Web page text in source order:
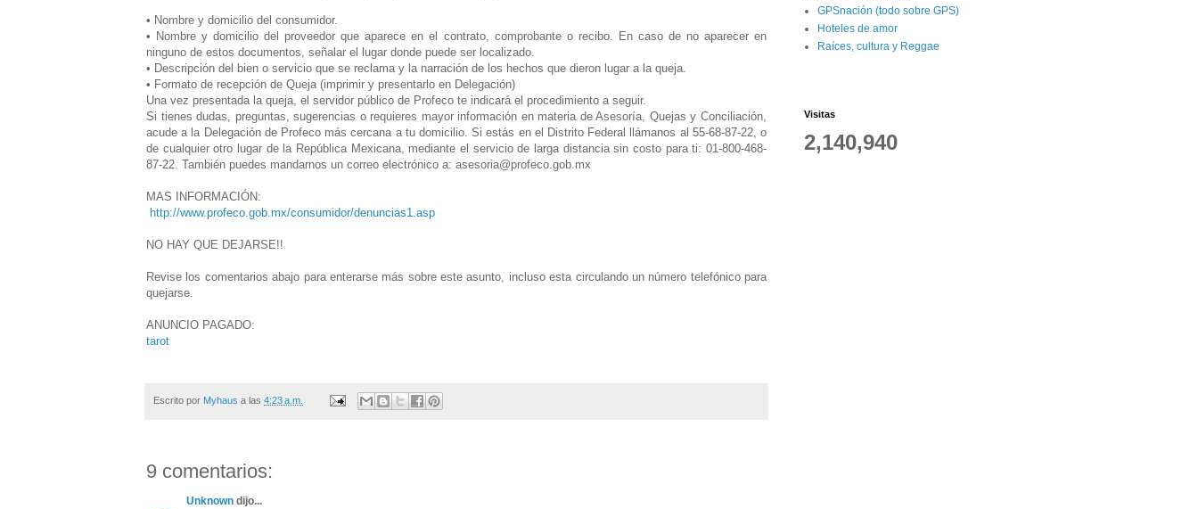
• Nombre y domicilio del consumidor.
• Nombre y domicilio del proveedor que aparece en el contrato, comprobante o recibo. En caso de no aparecer en
ninguno de estos documentos, señalar el lugar donde puede ser localizado.
• Descripción del bien o servicio que se reclama y la narración de los hechos que dieron lugar a la queja.
• Formato de recepción de Queja (imprimir y presentarlo en Delegación)
Una vez presentada la queja, el servidor público de Profeco te indicará el procedimiento a seguir.
Si tienes dudas, preguntas, sugerencias o requieres mayor información en materia de Asesoría, Quejas y Conciliación,
acude a la Delegación de Profeco más cercana a tu domicilio. Si estás en el Distrito Federal llámanos al 55-68-87-22, o
de cualquier otro lugar de la República Mexicana, mediante el servicio de larga distancia sin costo para ti: 01-800-468-
87-22. También puedes mandarnos un correo electrónico a: asesoria@profeco.gob.mx
MAS INFORMACIÓN:
http://www.profeco.gob.mx/consumidor/denuncias1.asp
NO HAY QUE DEJARSE!!
Revise los comentarios abajo para enterarse más sobre este asunto, incluso esta circulando un número telefónico para
quejarse.
ANUNCIO PAGADO:
tarot
Escrito por Myhaus a las 4:23 a.m.
9 comentarios:
Unknown dijo...
GPSnación (todo sobre GPS)
Hoteles de amor
Raíces, cultura y Reggae
Visitas
2,140,940